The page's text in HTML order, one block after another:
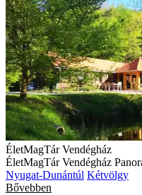
ÉletMagTár Vendégház
ÉletMagTár Vendégház
Nyugat-Dunántúl Kétvölgy
Bővebben